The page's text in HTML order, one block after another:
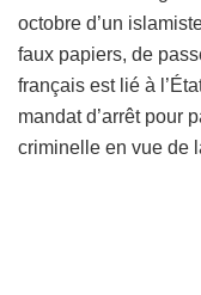
octobre d’un
faux papiers, de
français est lié à
mandat d’arrêt pour
criminelle en vue de